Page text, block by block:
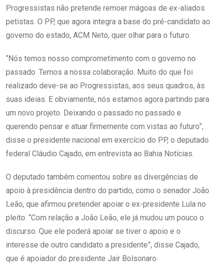
Progressistas não pretende remoer mágoas de ex-aliados
petistas. O PP, que agora integra a base do pré-candidato ao
governo do estado, ACM Neto, quer olhar para o futuro.
“Nós temos nosso comprometimento com o governo no
passado. Temos a nossa colaboração. Muito do que foi
realizado deve-se ao Progressistas, aos seus quadros, às
suas ideias. E obviamente, nós estamos agora partindo para
um novo projeto. Deixando o passado no passado e
querendo pensar e atuar firmemente com vistas ao futuro”,
disse o presidente nacional em exercício do PP, o deputado
federal Cláudio Cajado, em entrevista ao Bahia Notícias.
O deputado também comentou sobre as divergências de
apoio à presidência dentro do partido, como o senador João
Leão, que afirmou pretender apoiar o ex-presidente Lula no
pleito. “Com relação a João Leão, ele já mudou um pouco o
discurso. Que ele poderá apoiar se tiver o apoio e o
interesse de outro candidato a presidente”, disse Cajado,
que é apoiador do presidente Jair Bolsonaro.